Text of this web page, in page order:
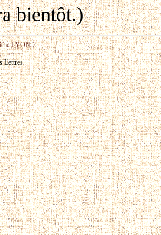
bientôt.)
LYON 2
Lettres